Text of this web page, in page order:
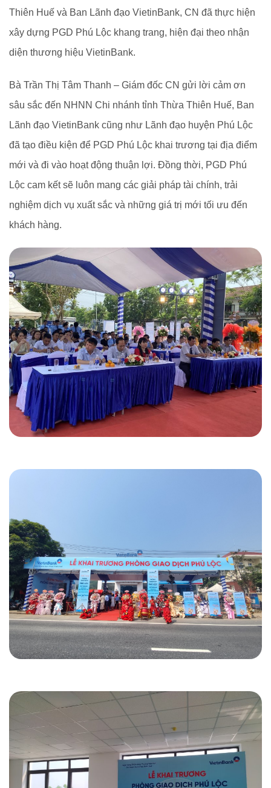
Thiên Huế và Ban Lãnh đạo VietinBank, CN đã thực hiện
xây dựng PGD Phú Lộc khang trang, hiện đại theo nhận
diện thương hiệu VietinBank.
Bà Trần Thị Tâm Thanh – Giám đốc CN gửi lời cảm ơn
sâu sắc đến NHNN Chi nhánh tỉnh Thừa Thiên Huế, Ban
Lãnh đạo VietinBank cũng như Lãnh đạo huyện Phú Lộc
đã tạo điều kiện để PGD Phú Lộc khai trương tại địa điểm
mới và đi vào hoạt động thuận lợi. Đồng thời, PGD Phú
Lộc cam kết sẽ luôn mang các giải pháp tài chính, trải
nghiệm dịch vụ xuất sắc và những giá trị mới tối ưu đến
khách hàng.